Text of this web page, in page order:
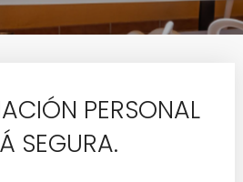
PERSONAL
SEGURA.